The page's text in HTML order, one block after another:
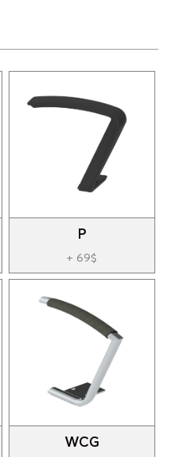
P
+ 69$
WCG